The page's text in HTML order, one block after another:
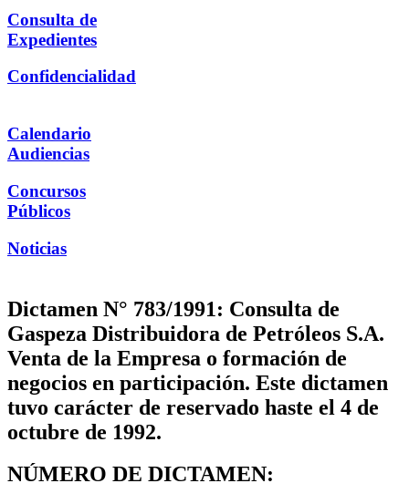
Consulta de
Expedientes
Confidencialidad
Calendario
Audiencias
Concursos
Públicos
Noticias
Dictamen N° 783/1991: Consulta de
Gaspeza Distribuidora de Petróleos S.A.
Venta de la Empresa o formación de
negocios en participación. Este dictamen
tuvo carácter de reservado haste el 4 de
octubre de 1992.
NÚMERO DE DICTAMEN: